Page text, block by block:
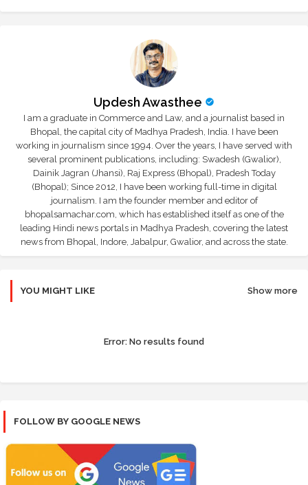
Updesh Awasthee
I am a graduate in Commerce and Law, and a journalist based in
Bhopal, the capital city of Madhya Pradesh, India. I have been
working in journalism since 1994. Over the years, I have served with
several prominent publications, including: Swadesh (Gwalior),
Dainik Jagran (Jhansi), Raj Express (Bhopal), Pradesh Today
(Bhopal); Since 2012, I have been working full-time in digital
journalism. I am the founder member and editor of
bhopalsamachar.com, which has established itself as one of the
leading Hindi news portals in Madhya Pradesh, covering the latest
news from Bhopal, Indore, Jabalpur, Gwalior, and across the state.
YOU MIGHT LIKE Show more
Error: No results found
FOLLOW BY GOOGLE NEWS